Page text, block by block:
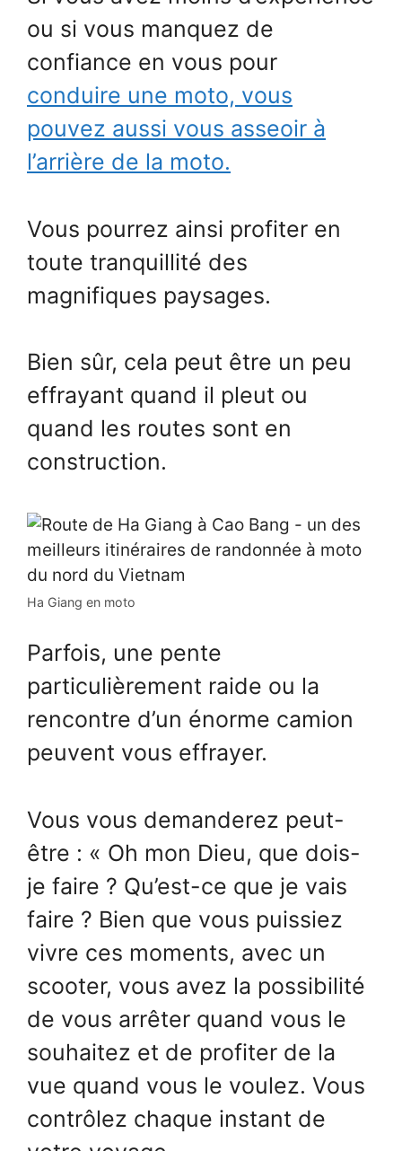
ou si vous manquez de
confiance en vous pour
conduire une moto, vous
pouvez aussi vous asseoir à
l’arrière de la moto.
Vous pourrez ainsi profiter en
toute tranquillité des
magnifiques paysages.
Bien sûr, cela peut être un peu
effrayant quand il pleut ou
quand les routes sont en
construction.
Ha Giang en moto
Parfois, une pente
particulièrement raide ou la
rencontre d’un énorme camion
peuvent vous effrayer.
Vous vous demanderez peut-
être : « Oh mon Dieu, que dois-
je faire ? Qu’est-ce que je vais
faire ? Bien que vous puissiez
vivre ces moments, avec un
scooter, vous avez la possibilité
de vous arrêter quand vous le
souhaitez et de profiter de la
vue quand vous le voulez. Vous
contrôlez chaque instant de